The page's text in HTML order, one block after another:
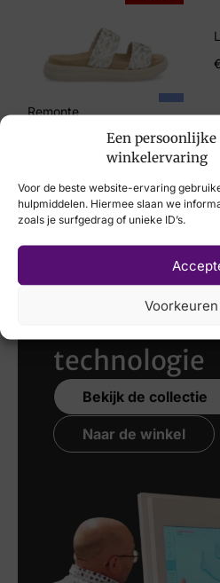
Een persoonlijke
winkelervaring
Voor de beste website-ervaring
hulpmiddelen. Hiermee slaan we
zoals je surfgedrag of unieke ID’s.
Artikelnummer
74406121
Remonte
49,95
€
Laat uw
scannenmet
technologie
Bekijk de collectie
Naar de winkel